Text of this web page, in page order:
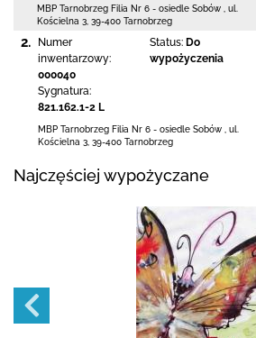
MBP Tarnobrzeg Filia Nr 6 - osiedle Sobów
ul.
Kościelna 3 39-400 Tarnobrzeg
2.
Numer
inwentarzowy:
000040
Sygnatura:
821.162.1-2 L
Status: Do
wypożyczenia
MBP Tarnobrzeg Filia Nr 6 - osiedle Sobów
ul.
Kościelna 3 39-400 Tarnobrzeg
Najczęściej wypożyczane